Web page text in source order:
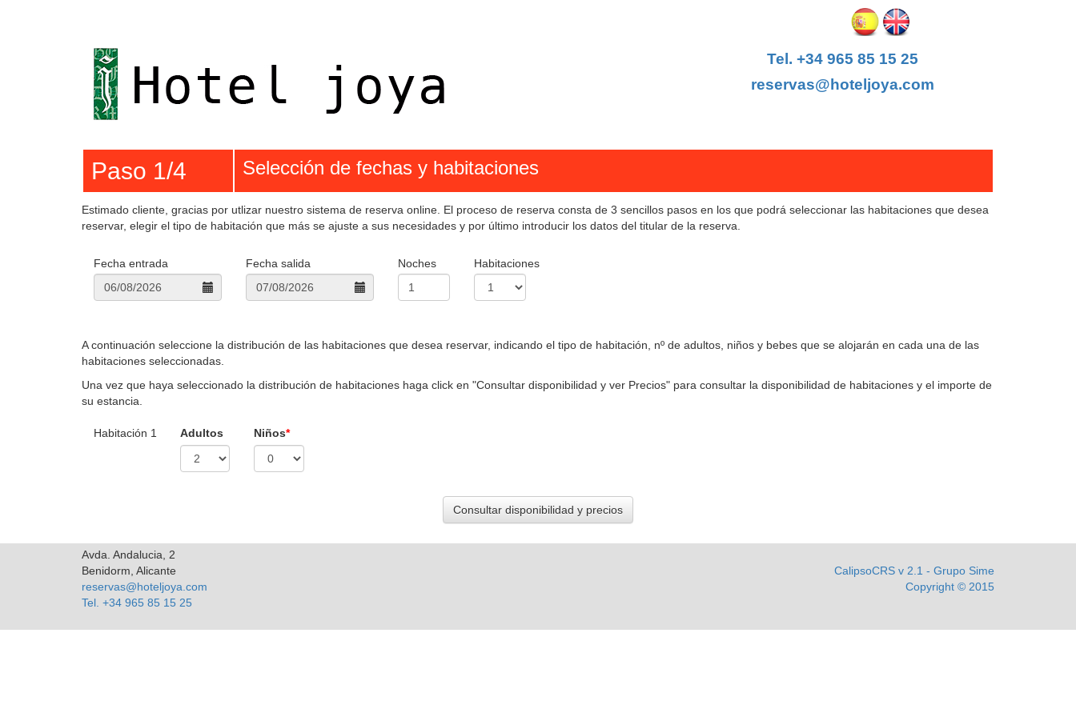
Tel. +34 965 85 15 25
reservas@hoteljoya.com
Paso 1/4 Selección de fechas y habitaciones
Estimado cliente, gracias por utlizar nuestro sistema de reserva online. El proceso de reserva consta de 3 sencillos pasos en los que podrá seleccionar las habitaciones que desea
reservar, elegir el tipo de habitación que más se ajuste a sus necesidades y por último introducir los datos del titular de la reserva.
Fecha entrada Fecha salida Noches Habitaciones
A continuación seleccione la distribución de las habitaciones que desea reservar, indicando el tipo de habitación, nº de adultos, niños y bebes que se alojarán en cada una de las
habitaciones seleccionadas.
Una vez que haya seleccionado la distribución de habitaciones haga click en "Consultar disponibilidad y ver Precios" para consultar la disponibilidad de habitaciones y el importe de
su estancia.
Habitación 1 Adultos Niños*
Avda. Andalucia, 2
Benidorm, Alicante
reservas@hoteljoya.com
Tel. +34 965 85 15 25
CalipsoCRS v 2.1 - Grupo Sime
Copyright © 2015